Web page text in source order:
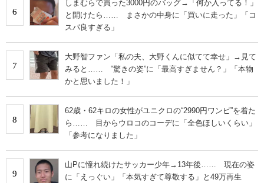
6
しまむらで買った3000円のバッグ→「何か入ってる！」
と開けたら…… まさかの中身に「買いに走った」「コ
スパ良すぎる」
7
大野智ファン「私の夫、大野くんに似てて幸せ」→見て
みると…… ‟驚きの姿”に「最高すぎません？」「本物
かと思いました！」
8
62歳・62キロの女性がユニクロの“2990円ワンピ”を着た
ら…… 目からウロコのコーデに「全色ほしいくらい」
「参考になりました」
9
山Pに憧れ続けたサッカー少年→13年後…… 現在の姿
に「えっぐい」「本気すぎて尊敬する」と49万再生